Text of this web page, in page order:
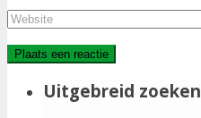
Uitgebreid zoeken